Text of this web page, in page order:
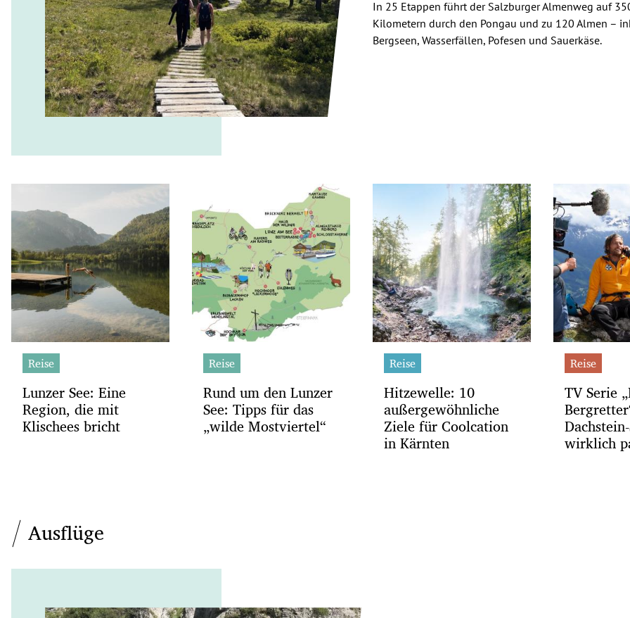
In 25 Etappen führt der Salzburger Almenweg auf
Kilometern durch den Pongau und zu 120 Almen –
Bergseen, Wasserfällen, Pofesen und Sauerkäse.
Reise
Lunzer See: Eine
Region, die mit
Klischees bricht
Reise
Rund um den Lunzer
See: Tipps für das
„wilde Mostviertel“
Reise
Hitzewelle: 10
außergewöhnliche
Ziele für Coolcation
in Kärnten
Reise
TV Serie
wirklich
Ausflüge